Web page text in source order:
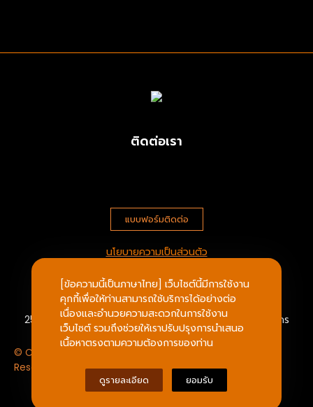
บริษัท ประตูหนึ่ง จำกัด
25/547 ถ.กิจมณี ต.บางหญ้าแพรก เมืองสมุทรสาคร สมุทรสาคร
© Copyright 2023 | www.Pratuneung.com All Rights
Reserved.
ติดต่อเรา
แบบฟอร์มติดต่อ
นโยบายความเป็นส่วนตัว
[ข้อความนี้เป็นภาษาไทย] เว็บไซต์นี้มีการใช้งาน
คุกกี้เพื่อให้ท่านสามารถใช้บริการได้อย่างต่อ
เนื่องและอำนวยความสะดวกในการใช้งาน
เว็บไซต์ รวมถึงช่วยให้เราปรับปรุงการนำเสนอ
เนื้อหาตรงตามความต้องการของท่าน
ดูรายละเอียด ยอมรับ